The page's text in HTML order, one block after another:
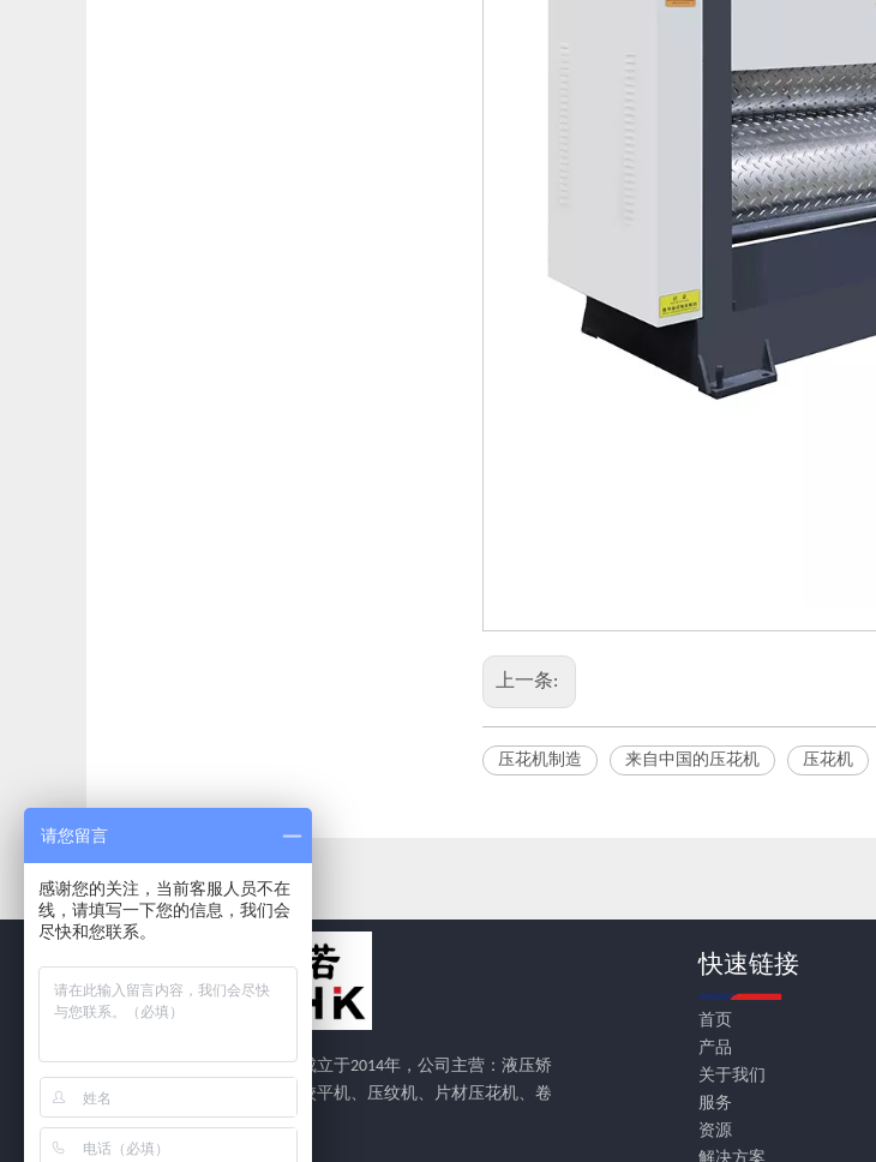
上一条:
压花机制造 来自中国的压花机 压花机
安徽中诺智能机械有限公司成立于2014年，公司主营：液压矫
平机、数控整平机、机械式校平机、压纹机、片材压花机、卷
材压花生产线、开平机。
快速链接
首页
产品
关于我们
服务
资源
请您留言
感谢您的关注，当前客服人员不在
线，请填写一下您的信息，我们会
尽快和您联系。